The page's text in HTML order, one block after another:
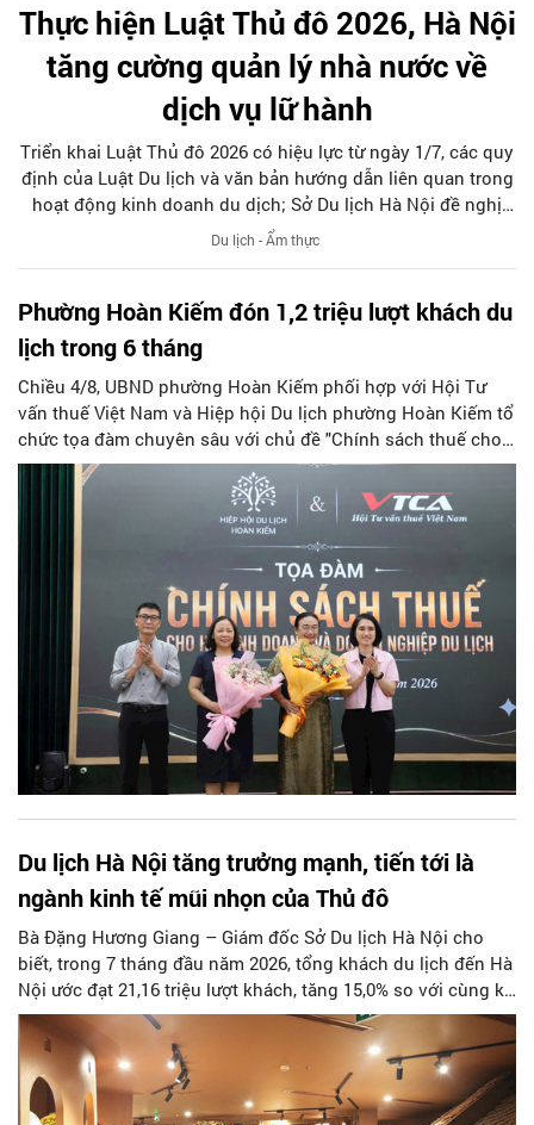
Thực hiện Luật Thủ đô 2026, Hà Nội
tăng cường quản lý nhà nước về
dịch vụ lữ hành
Triển khai Luật Thủ đô 2026 có hiệu lực từ ngày 1/7, các quy
định của Luật Du lịch và văn bản hướng dẫn liên quan trong
hoạt động kinh doanh du dịch; Sở Du lịch Hà Nội đề nghị
các tổ chức, đơn vị, doanh nghiệp kinh doanh dịch vụ lữ
hành trên địa bàn thành phố thực hiện một số nội dung
tiêu phát triển du lịch Hà Nội năm 2026 và giai đoạn tiếp
Du lịch - Ẩm thực
Phường Hoàn Kiếm đón 1,2 triệu lượt khách du
lịch trong 6 tháng
Chiều 4/8, UBND phường Hoàn Kiếm phối hợp với Hội Tư
vấn thuế Việt Nam và Hiệp hội Du lịch phường Hoàn Kiếm tổ
chức tọa đàm chuyên sâu với chủ đề "Chính sách thuế cho
hộ kinh doanh và doanh nghiệp du lịch".
Du lịch Hà Nội tăng trưởng mạnh, tiến tới là
ngành kinh tế mũi nhọn của Thủ đô
Bà Đặng Hương Giang – Giám đốc Sở Du lịch Hà Nội cho
biết, trong 7 tháng đầu năm 2026, tổng khách du lịch đến Hà
Nội ước đạt 21,16 triệu lượt khách, tăng 15,0% so với cùng kỳ
năm 2025. Tổng thu từ khách du lịch ước đạt 86,47 nghìn tỷ
đồng, tăng 17,9% so với cùng kỳ năm trước.